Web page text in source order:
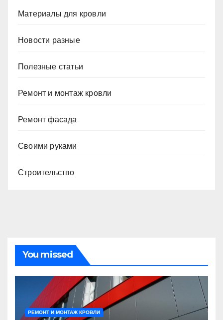
Материалы для кровли
Новости разные
Полезные статьи
Ремонт и монтаж кровли
Ремонт фасада
Своими руками
Строительство
You missed
РЕМОНТ И МОНТАЖ КРОВЛИ